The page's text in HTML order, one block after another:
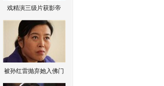
戏精演三级片获影帝
被孙红雷抛弃她入佛门